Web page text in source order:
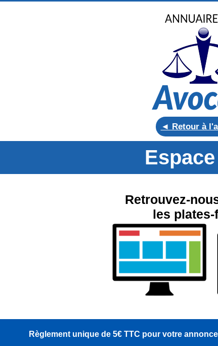
◄ Retour à
Retrouvez-
les
Règlement unique de 5€ TTC pour votre